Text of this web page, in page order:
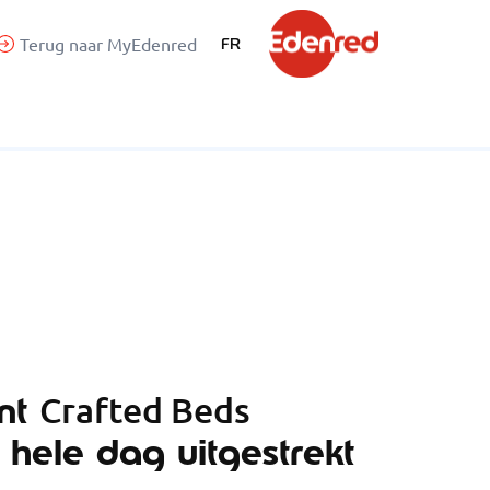
Terug naar MyEdenred FR
Crafted Beds
dag uitgestrekt